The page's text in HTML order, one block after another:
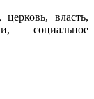
церковь, власть,
социальное